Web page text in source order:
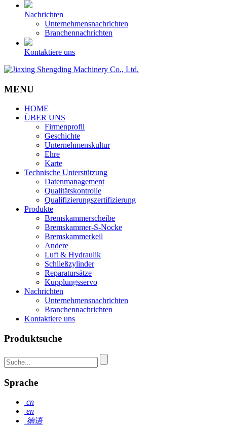
Nachrichten
Unternehmensnachrichten
Branchennachrichten
Kontaktiere uns
MENU
HOME
ÜBER UNS
Firmenprofil
Geschichte
Unternehmenskultur
Ehre
Karte
Technische Unterstützung
Datenmanagement
Qualitätskontrolle
Qualifizierungszertifizierung
Produkte
Bremskammerscheibe
Bremskammer-S-Nocke
Bremskammerkeil
Andere
Luft & Hydraulik
Schließzylinder
Reparatursätze
Kupplungsservo
Nachrichten
Unternehmensnachrichten
Branchennachrichten
Kontaktiere uns
Produktsuche
Sprache
cn
en
德语